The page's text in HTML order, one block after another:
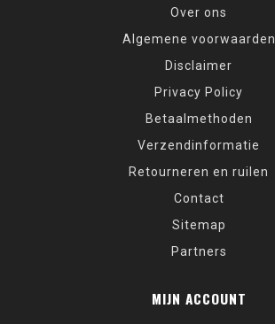
Over ons
Algemene voorwaarden
Disclaimer
Privacy Policy
Betaalmethoden
Verzendinformatie
Retourneren en ruilen
Contact
Sitemap
Partners
MIJN ACCOUNT